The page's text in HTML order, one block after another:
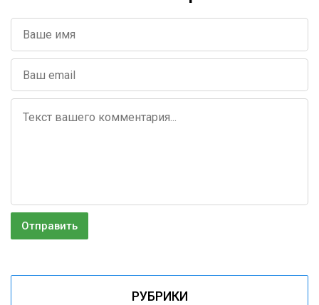
РУБРИКИ